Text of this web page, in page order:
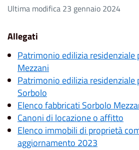
Ultima modifica 23 gennaio 2024
Allegati
Patrimonio edilizia residenziale
Mezzani
Patrimonio edilizia residenziale
Sorbolo
Elenco fabbricati Sorbolo
Canoni di locazione o affitto
Elenco immobili di proprietà
aggiornamento 2023